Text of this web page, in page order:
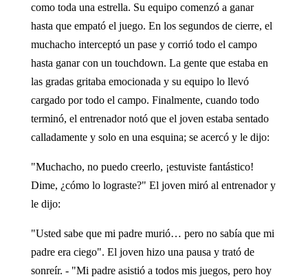
como toda una estrella. Su equipo comenzó a ganar
hasta que empató el juego. En los segundos de cierre, el
muchacho interceptó un pase y corrió todo el campo
hasta ganar con un touchdown. La gente que estaba en
las gradas gritaba emocionada y su equipo lo llevó
cargado por todo el campo. Finalmente, cuando todo
terminó, el entrenador notó que el joven estaba sentado
calladamente y solo en una esquina; se acercó y le dijo:
"Muchacho, no puedo creerlo, ¡estuviste fantástico!
Dime, ¿cómo lo lograste?" El joven miró al entrenador y
le dijo:
"Usted sabe que mi padre murió… pero no sabía que mi
padre era ciego". El joven hizo una pausa y trató de
sonreír. - "Mi padre asistió a todos mis juegos, pero hoy